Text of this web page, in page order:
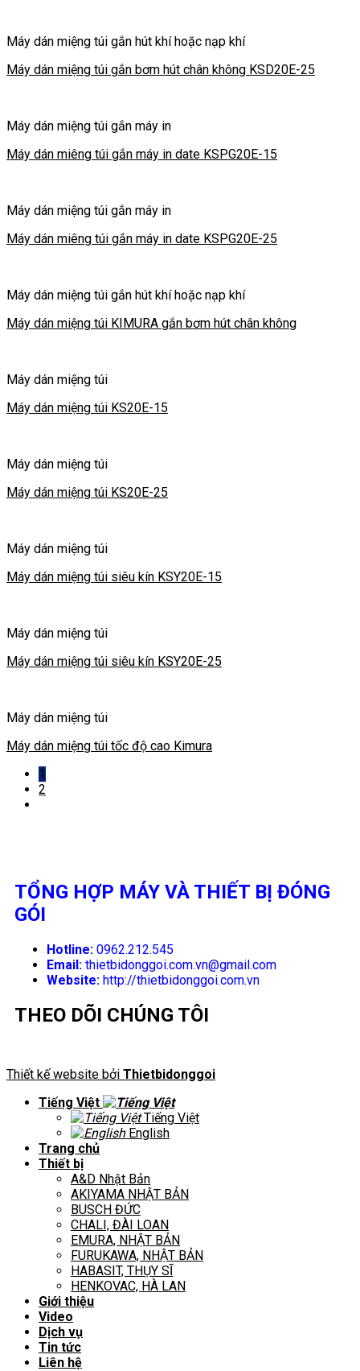
Máy dán miệng túi gắn hút khí hoặc nạp khí
Máy dán miệng túi gắn bơm hút chân không KSD20E-25
Máy dán miệng túi gắn máy in
Máy dán miêng túi gắn máy in date KSPG20E-15
Máy dán miệng túi gắn máy in
Máy dán miêng túi gắn máy in date KSPG20E-25
Máy dán miệng túi gắn hút khí hoặc nạp khí
Máy dán miệng túi KIMURA gắn bơm hút chân không
Máy dán miệng túi
Máy dán miệng túi KS20E-15
Máy dán miệng túi
Máy dán miệng túi KS20E-25
Máy dán miệng túi
Máy dán miệng túi siêu kín KSY20E-15
Máy dán miệng túi
Máy dán miệng túi siêu kín KSY20E-25
Máy dán miệng túi
Máy dán miệng túi tốc độ cao Kimura
1
2
TỔNG HỢP MÁY VÀ THIẾT BỊ ĐÓNG
GÓI
Hotline: 0962.212.545
Email: thietbidonggoi.com.vn@gmail.com
Website: http://thietbidonggoi.com.vn
THEO DÕI CHÚNG TÔI
Thiết kế website bởi Thietbidonggoi
Tiếng Việt
Tiếng Việt
English
Trang chủ
Thiết bị
A&D Nhật Bản
AKIYAMA NHẬT BẢN
BUSCH ĐỨC
CHALI, ĐÀI LOAN
EMURA, NHẬT BẢN
FURUKAWA, NHẬT BẢN
HABASIT, THỤY SĨ
HENKOVAC, HÀ LAN
Giới thiệu
Video
Dịch vụ
Tin tức
Liên hệ